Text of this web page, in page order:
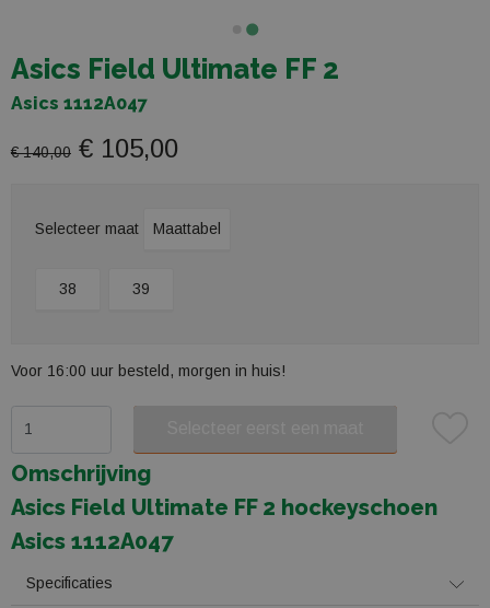
Asics Field Ultimate FF 2
Asics 1112A047
€ 140,00 € 105,00
Selecteer maat Maattabel
38 39
Voor 16:00 uur besteld, morgen in huis!
Omschrijving
Asics Field Ultimate FF 2 hockeyschoen
Asics 1112A047
Specificaties